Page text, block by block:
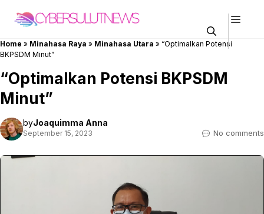
Home » Minahasa Raya » Minahasa Utara » “Optimalkan Potensi
BKPSDM Minut”
“Optimalkan Potensi BKPSDM
Minut”
byJoaquimma Anna
September 15, 2023 No comments